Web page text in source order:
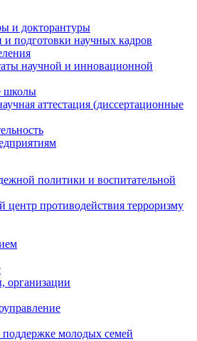
и докторантуры
и подготовки научных кадров
научной и инновационной
школы
аттестация (диссертационные
политики и воспитательной
противодействия терроризму
организации
молодых семей